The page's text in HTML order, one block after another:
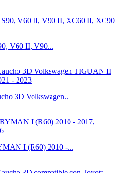
V60 II, V90...
3D Volkswagen...
I (R60) 2010 -...